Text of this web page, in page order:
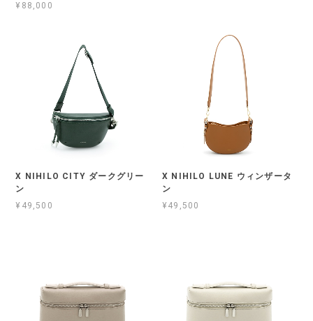
¥88,000
X NIHILO CITY ダークグリー
ン
¥49,500
X NIHILO LUNE ウィンザータ
ン
¥49,500